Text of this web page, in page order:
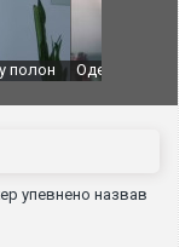
та
Вже
упевнено назвав